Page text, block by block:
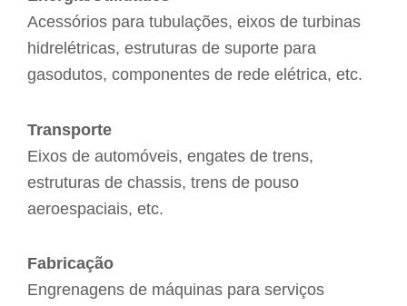
Acessórios para tubulações, eixos de turbinas
hidrelétricas, estruturas de suporte para
gasodutos, componentes de rede elétrica, etc.
Transporte
Eixos de automóveis, engates de trens,
estruturas de chassis, trens de pouso
aeroespaciais, etc.
Fabricação
Engrenagens de máquinas para serviços